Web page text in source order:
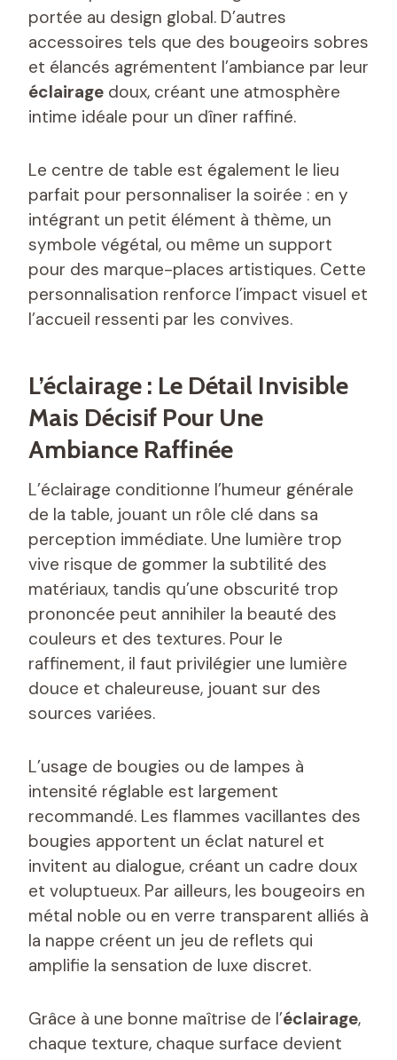
portée au design global. D’autres
accessoires tels que des bougeoirs sobres
et élancés agrémentent l’ambiance par leur
éclairage doux, créant une atmosphère
intime idéale pour un dîner raffiné.
Le centre de table est également le lieu
parfait pour personnaliser la soirée : en y
intégrant un petit élément à thème, un
symbole végétal, ou même un support
pour des marque-places artistiques. Cette
personnalisation renforce l’impact visuel et
l’accueil ressenti par les convives.
L’éclairage : Le Détail Invisible
Mais Décisif Pour Une
Ambiance Raffinée
L’éclairage conditionne l’humeur générale
de la table, jouant un rôle clé dans sa
perception immédiate. Une lumière trop
vive risque de gommer la subtilité des
matériaux, tandis qu’une obscurité trop
prononcée peut annihiler la beauté des
couleurs et des textures. Pour le
raffinement, il faut privilégier une lumière
douce et chaleureuse, jouant sur des
sources variées.
L’usage de bougies ou de lampes à
intensité réglable est largement
recommandé. Les flammes vacillantes des
bougies apportent un éclat naturel et
invitent au dialogue, créant un cadre doux
et voluptueux. Par ailleurs, les bougeoirs en
métal noble ou en verre transparent alliés à
la nappe créent un jeu de reflets qui
amplifie la sensation de luxe discret.
Grâce à une bonne maîtrise de l’éclairage,
chaque texture, chaque surface devient